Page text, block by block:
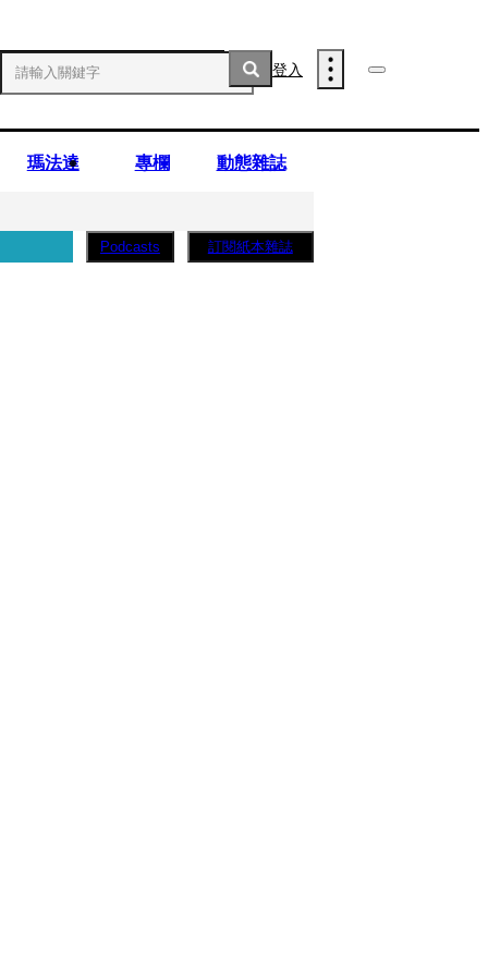
登入
瑪法達 專欄 動態雜誌
Podcasts 訂閱紙本雜誌